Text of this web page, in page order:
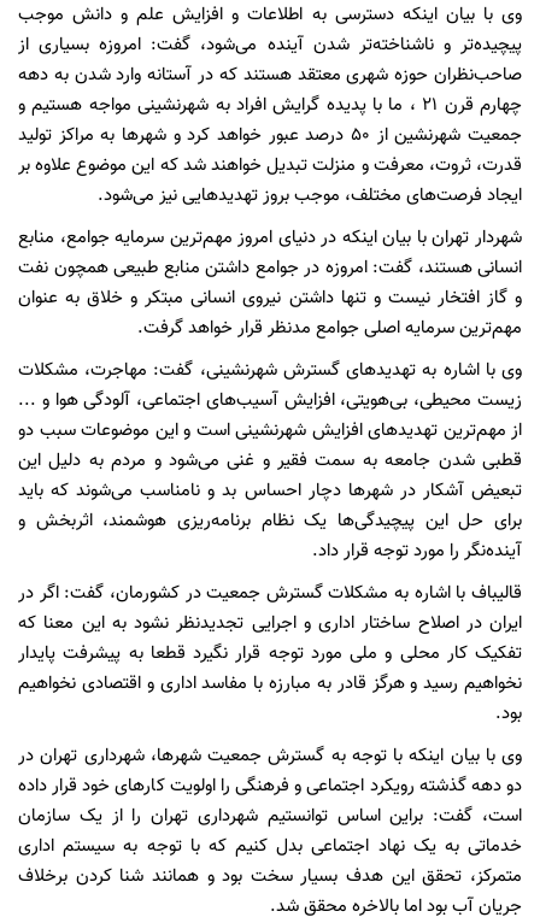
وی با بیان اینکه دسترسی به اطلاعات و افزایش علم و دانش موجب
پیچیده‌تر و ناشناخته‌تر شدن آینده می‌شود، گفت: امروزه بسیاری از
صاحب‌نظران حوزه شهری معتقد هستند که در آستانه وارد شدن به دهه
چهارم قرن 21 ، ما با پدیده گرایش افراد به شهرنشینی مواجه هستیم و
جمعیت شهرنشین از 50 درصد عبور خواهد کرد و شهرها به مراکز تولید
قدرت، ثروت، معرفت و منزلت تبدیل خواهند شد که این موضوع علاوه بر
ایجاد فرصت‌های مختلف، موجب بروز تهدیدهایی نیز می‌شود.
شهردار تهران با بیان اینکه در دنیای امروز مهم‌ترین سرمایه جوامع، منابع
انسانی هستند، گفت: امروزه در جوامع داشتن منابع طبیعی همچون نفت
و گاز افتخار نیست و تنها داشتن نیروی انسانی مبتکر و خلاق به عنوان
مهم‌ترین سرمایه اصلی جوامع مدنظر قرار خواهد گرفت.
وی با اشاره به تهدیدهای گسترش شهرنشینی، گفت: مهاجرت، مشکلات
زیست محیطی، بی‌هویتی، افزایش آسیب‌های اجتماعی، آلودگی هوا و ...
از مهم‌ترین تهدیدهای افزایش شهرنشینی است و این موضوعات سبب دو
قطبی شدن جامعه به سمت فقیر و غنی می‌شود و مردم به دلیل این
تبعیض آشکار در شهرها دچار احساس بد و نامناسب می‌شوند که باید
برای حل این پیچیدگی‌ها یک نظام برنامه‌ریزی هوشمند، اثربخش و
آینده‌نگر را مورد توجه قرار داد.
قالیباف با اشاره به مشکلات گسترش جمعیت در کشورمان، گفت: اگر در
ایران در اصلاح ساختار اداری و اجرایی تجدیدنظر نشود به این معنا که
تفکیک کار محلی و ملی مورد توجه قرار نگیرد قطعا به پیشرفت پایدار
نخواهیم رسید و هرگز قادر به مبارزه با مفاسد اداری و اقتصادی نخواهیم
بود.
وی با بیان اینکه با توجه به گسترش جمعیت شهرها، شهرداری تهران در
دو دهه گذشته رویکرد اجتماعی و فرهنگی را اولویت کارهای خود قرار داده
است،‌ گفت: براین اساس توانستیم شهرداری تهران را از یک سازمان
خدماتی به یک نهاد اجتماعی بدل کنیم که با توجه به سیستم اداری
متمرکز، تحقق این هدف بسیار سخت بود و همانند شنا کردن برخلاف
جریان آب بود اما بالاخره محقق شد.